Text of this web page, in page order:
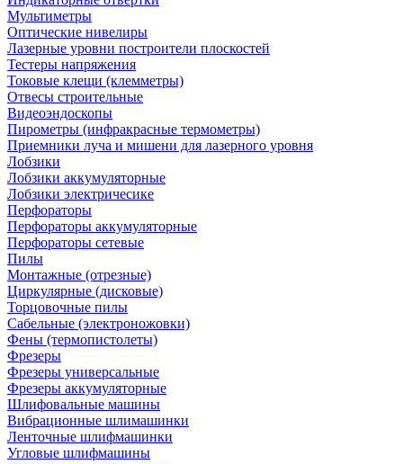
Мультиметры
Оптические нивелиры
Лазерные уровни построители плоскостей
Тестеры напряжения
Токовые клещи (клемметры)
Отвесы строительные
Видеоэндоскопы
Пирометры (инфракрасные термометры)
Приемники луча и мишени для лазерного уровня
Лобзики
Лобзики аккумуляторные
Лобзики электричесике
Перфораторы
Перфораторы аккумуляторные
Перфораторы сетевые
Пилы
Монтажные (отрезные)
Циркулярные (дисковые)
Торцовочные пилы
Сабельные (электроножовки)
Фены (термопистолеты)
Фрезеры
Фрезеры универсальные
Фрезеры аккумуляторные
Шлифовальные машины
Вибрационные шлимашинки
Ленточные шлифмашинки
Угловые шлифмашины